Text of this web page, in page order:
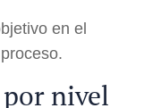
en el
nivel